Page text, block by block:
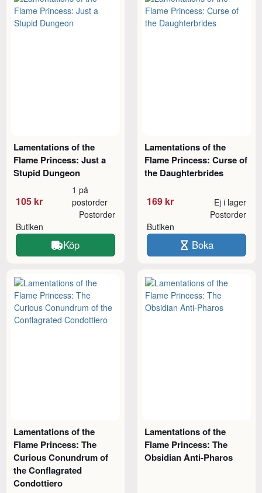
Lamentations of the
Flame Princess: Just a
Stupid Dungeon
105 kr
1 på
postorder
Butiken
Postorder
Köp
Lamentations of the
Flame Princess: Curse of
the Daughterbrides
169 kr Ej i lager
Butiken
Postorder
Boka
Lamentations of the
Flame Princess: The
Curious Conundrum of
the Conflagrated
Condottiero
Lamentations of the
Flame Princess: The
Obsidian Anti-Pharos